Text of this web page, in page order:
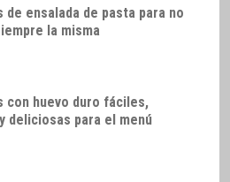
de ensalada de pasta para no
la misma
con huevo duro fáciles,
deliciosas para el menú